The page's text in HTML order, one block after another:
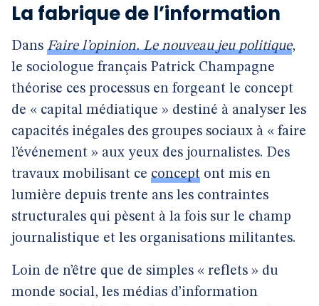
La fabrique de l’information
Dans Faire l’opinion. Le nouveau jeu politique,
le sociologue français Patrick Champagne
théorise ces processus en forgeant le concept
de « capital médiatique » destiné à analyser les
capacités inégales des groupes sociaux à « faire
l’événement » aux yeux des journalistes. Des
travaux mobilisant ce concept ont mis en
lumière depuis trente ans les contraintes
structurales qui pèsent à la fois sur le champ
journalistique et les organisations militantes.
Loin de n’être que de simples « reflets » du
monde social, les médias d’information